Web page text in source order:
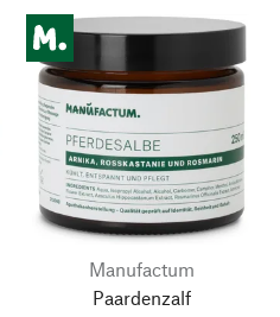
Manufactum
Paardenzalf